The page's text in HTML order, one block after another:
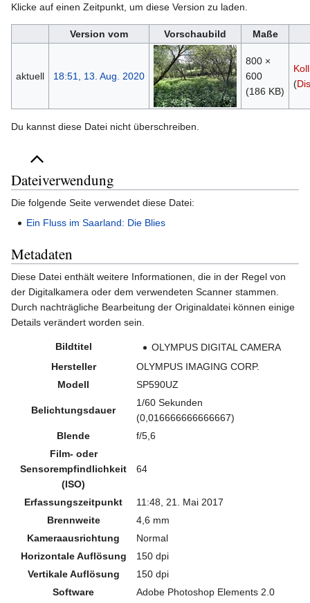
Klicke auf einen Zeitpunkt, um diese Version zu laden.
Version vom Vorschaubild Maße
aktuell 18:51, 13. Aug. 2020
800 ×
600
(186 KB)
(
Du kannst diese Datei nicht überschreiben.
Dateiverwendung
Die folgende Seite verwendet diese Datei:
Ein Fluss im Saarland: Die Blies
Metadaten
Diese Datei enthält weitere Informationen, die in der Regel von
der Digitalkamera oder dem verwendeten Scanner stammen.
Durch nachträgliche Bearbeitung der Originaldatei können einige
Details verändert worden sein.
Bildtitel
OLYMPUS DIGITAL CAMERA
Hersteller
OLYMPUS IMAGING CORP.
Modell
SP590UZ
Belichtungsdauer
1/60 Sekunden
(0,016666666666667)
Blende
f/5,6
Film- oder
Sensorempfindlichkeit
(ISO)
64
Erfassungszeitpunkt
11:48, 21. Mai 2017
Brennweite
4,6 mm
Kameraausrichtung
Normal
Horizontale Auflösung
150 dpi
Vertikale Auflösung
150 dpi
Software
Adobe Photoshop Elements 2.0